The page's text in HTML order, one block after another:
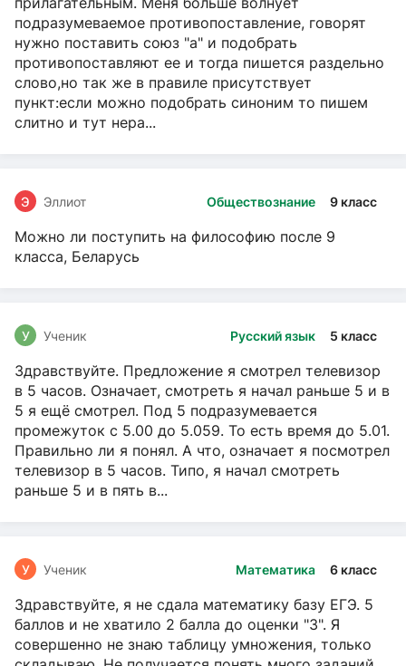
подразумеваемое противопоставление, говорят
нужно поставить союз "а" и подобрать
противопоставляют ее и тогда пишется раздельно
слово,но так же в правиле присутствует
пункт:если можно подобрать синоним то пишем
слитно и тут нера...
Обществознание 9 класс
Э Эллиот
Можно ли поступить на философию после 9
класса, Беларусь
Русский язык 5 класс
У Ученик
Здравствуйте. Предложение я смотрел телевизор
в 5 часов. Означает, смотреть я начал раньше 5 и в
5 я ещё смотрел. Под 5 подразумевается
промежуток с 5.00 до 5.059. То есть время до 5.01.
Правильно ли я понял. А что, означает я посмотрел
телевизор в 5 часов. Типо, я начал смотреть
раньше 5 и в пять в...
Математика 6 класс
У Ученик
Здравствуйте, я не сдала математику базу ЕГЭ. 5
баллов и не хватило 2 балла до оценки "3". Я
совершенно не знаю таблицу умножения, только